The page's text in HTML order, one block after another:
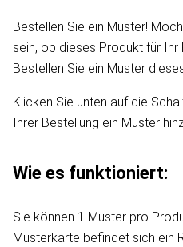
Bestellen Sie ein Muster!
sein, ob dieses Produkt für
Bestellen Sie ein Muster
Klicken Sie unten auf die
Ihrer Bestellung ein Muster
Wie es funktioniert:
Sie können 1 Muster pro
Musterkarte befindet sich ein